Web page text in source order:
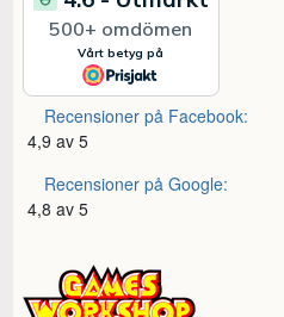
Recensioner på Facebook:
4,9 av 5
Recensioner på Google:
4,8 av 5